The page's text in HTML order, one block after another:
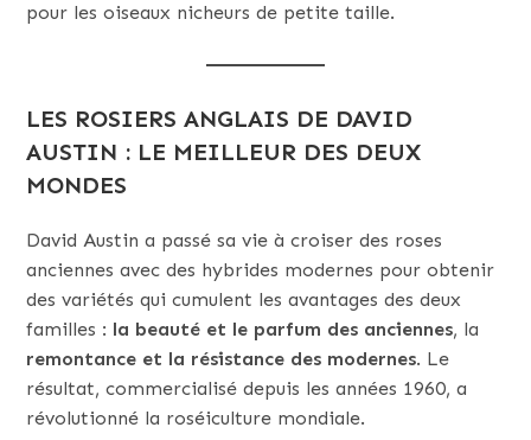
pour les oiseaux nicheurs de petite taille.
LES ROSIERS ANGLAIS DE DAVID
AUSTIN : LE MEILLEUR DES DEUX
MONDES
David Austin a passé sa vie à croiser des roses
anciennes avec des hybrides modernes pour obtenir
des variétés qui cumulent les avantages des deux
familles : la beauté et le parfum des anciennes, la
remontance et la résistance des modernes. Le
résultat, commercialisé depuis les années 1960, a
révolutionné la roséiculture mondiale.